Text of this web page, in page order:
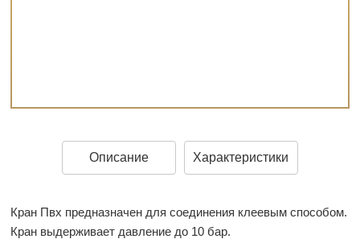
Описание Характеристики
Кран Пвх предназначен для соединения клеевым способом.
Кран выдерживает давление до 10 бар.